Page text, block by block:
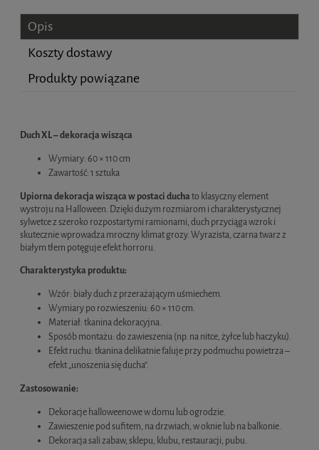
Opis
Koszty dostawy
Cena nie zawiera ewentualnych kosztów płatności
Produkty powiązane
Duch XL – dekoracja wisząca
Wymiary: 60 × 110 cm
Zawartość: 1 sztuka
Upiorna dekoracja wisząca w postaci duchato klasyczny element
wystroju na Halloween. Dzięki dużym rozmiarom i charakterystycznej
sylwetce z szeroko rozpostartymi ramionami, duch przyciąga wzrok i
skutecznie wprowadza mroczny klimat grozy. Wyrazista, czarna twarz z
białym tłem potęguje efekt horroru.
Charakterystyka produktu:
Wzór: biały duch z przerażającym uśmiechem.
Wymiary po rozwieszeniu: 60 × 110 cm.
Materiał: tkanina dekoracyjna.
Sposób montażu: do zawieszenia (np. na nitce, żyłce lub haczyku).
Efekt ruchu: tkanina delikatnie faluje przy podmuchu powietrza –
efekt „unoszenia się ducha”.
Zastosowanie:
Dekoracje halloweenowe w domu lub ogrodzie.
Zawieszenie pod sufitem, na drzwiach, w oknie lub na balkonie.
Dekoracja sali zabaw, sklepu, klubu, restauracji, pubu.